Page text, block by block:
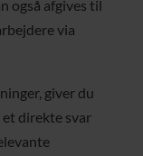
også afgives til
via
giver du
direkte svar